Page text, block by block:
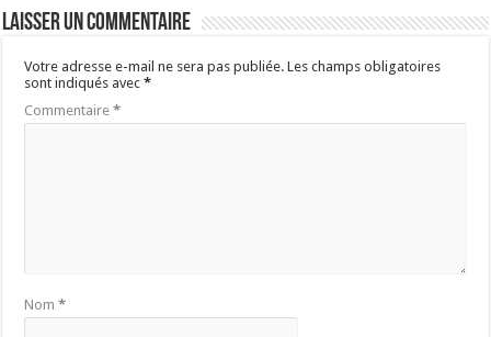
Laisser un commentaire
Votre adresse e-mail ne sera pas publiée. Les champs obligatoires
sont indiqués avec*
Commentaire*
Nom*